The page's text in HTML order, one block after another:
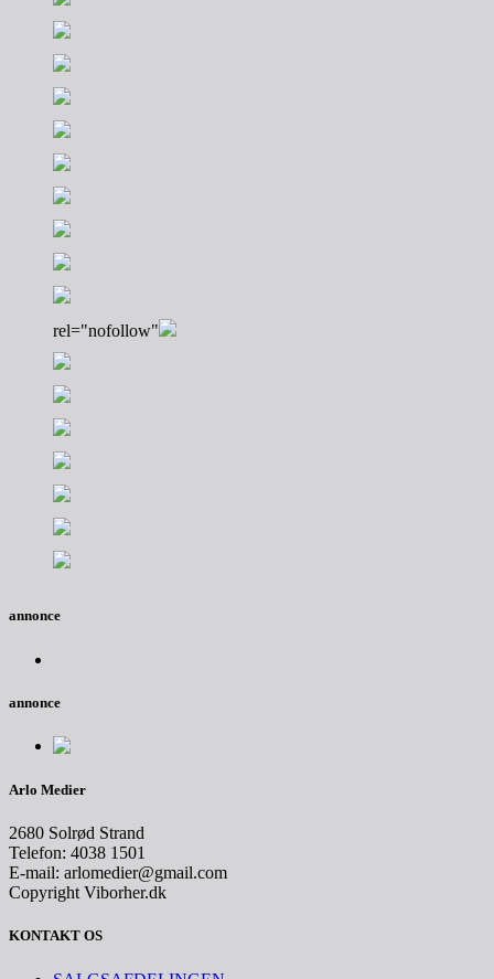
rel="nofollow"
annonce
annonce
Arlo Medier
2680 Solrød Strand
Telefon: 4038 1501
E-mail: arlomedier@gmail.com
Copyright Viborher.dk
KONTAKT OS